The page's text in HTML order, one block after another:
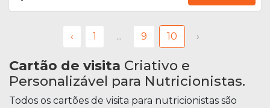
‹ 1 ... 9 10 ›
Cartão de visita Criativo e
Personalizável para Nutricionistas.
Todos os cartões de visita para nutricionistas são